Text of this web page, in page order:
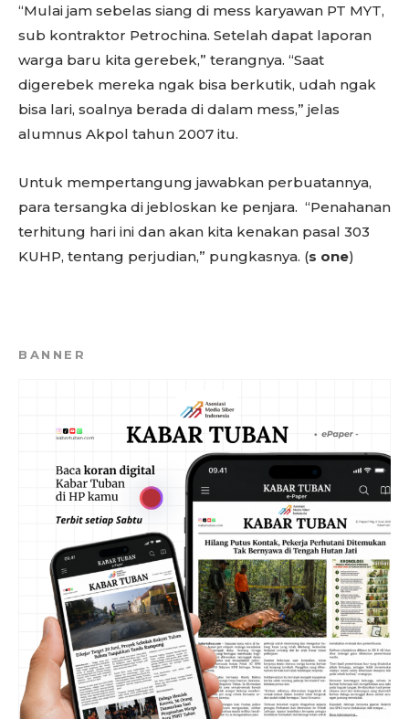
“Mulai jam sebelas siang di mess karyawan PT MYT,
sub kontraktor Petrochina. Setelah dapat laporan
warga baru kita gerebek,” terangnya. “Saat
digerebek mereka ngak bisa berkutik, udah ngak
bisa lari, soalnya berada di dalam mess,” jelas
alumnus Akpol tahun 2007 itu.
Untuk mempertangung jawabkan perbuatannya,
para tersangka di jebloskan ke penjara. “Penahanan
terhitung hari ini dan akan kita kenakan pasal 303
KUHP, tentang perjudian,” pungkasnya. (s one)
BANNER